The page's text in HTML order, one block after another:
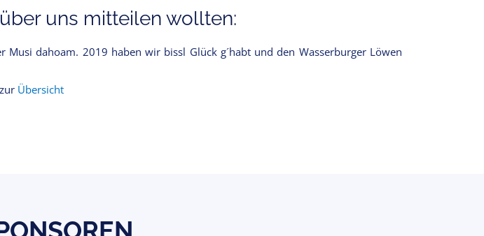
uns mitteilen wollten:
dahoam. 2019 haben wir bissl Glück g´habt und den Wasserburger Löwen
Übersicht